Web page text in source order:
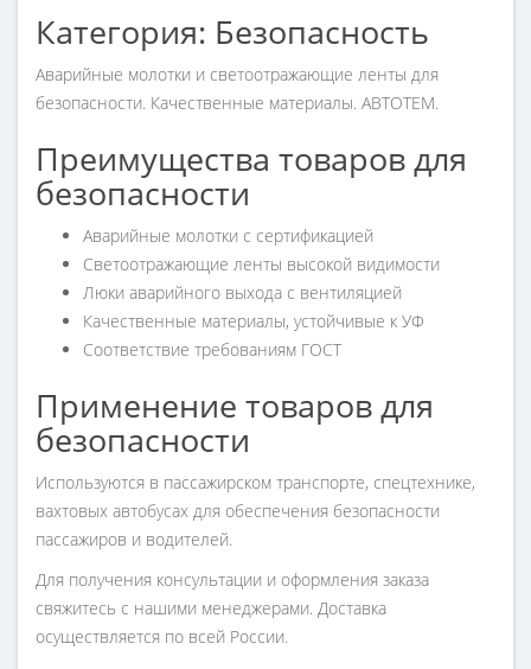
Категория: Безопасность
Аварийные молотки и светоотражающие ленты для
безопасности. Качественные материалы. АВТОТЕМ.
Преимущества товаров для
безопасности
Аварийные молотки с сертификацией
Светоотражающие ленты высокой видимости
Люки аварийного выхода с вентиляцией
Качественные материалы, устойчивые к УФ
Соответствие требованиям ГОСТ
Применение товаров для
безопасности
Используются в пассажирском транспорте, спецтехнике,
вахтовых автобусах для обеспечения безопасности
пассажиров и водителей.
Для получения консультации и оформления заказа
свяжитесь с нашими менеджерами. Доставка
осуществляется по всей России.